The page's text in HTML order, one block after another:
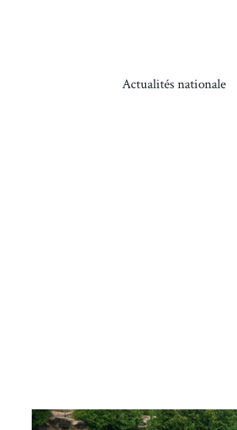
Actualités nationale